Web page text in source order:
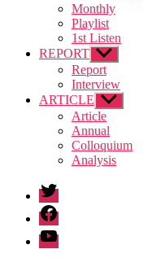
Monthly
Playlist
1st Listen
REPORT Show
sub
menu
Report
Interview
ARTICLE Show
sub
menu
Article
Annual
Colloquium
Analysis
twitter
facebook
Youtube